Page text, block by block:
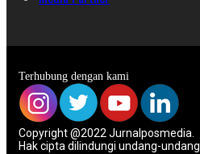
Terhubung dengan kami
Copyright @2022 Jurnalposmedia.
Hak cipta dilindungi undang-undang